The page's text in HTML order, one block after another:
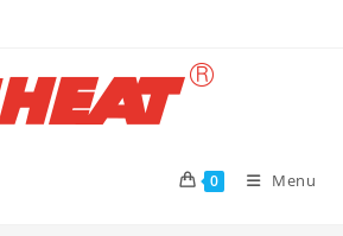
0 Menu